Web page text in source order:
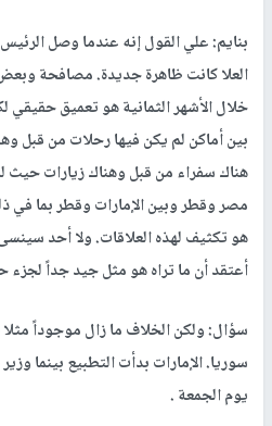
العلا كانت ظاهرة جديدة. مصافحة
خلال الأشهر الثمانية هو تعميق حقيقي
بين أماكن لم يكن فيها رحلات من قبل
هناك سفراء من قبل وهناك زيارات حيث
مصر وقطر وبين الإمارات وقطر بما في
هو تكثيف لهذه العلاقات. ولا أحد
أعتقد أن ما تراه هو مثل جيد جداً
سؤال: ولكن الخلاف ما زال موجوداً
سوريا. الإمارات بدأت التطبيع بينما
يوم الجمعة .